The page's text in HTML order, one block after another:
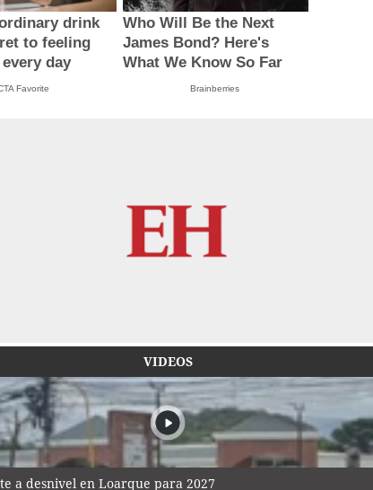
drink
to feeling
day
Favorite
Who Will Be the Next
James Bond? Here's
What We Know So Far
Brainberries
VIDEOS
a desnivel en Loarque para 2027